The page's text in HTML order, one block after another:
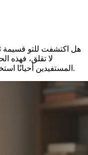
هل اكتشفت للتو قسيمة
لا تقلق، فهذه
المستفيدين أحيانًا استخدام ميزتهم قبل انتهاء الفترة المسموح بها.